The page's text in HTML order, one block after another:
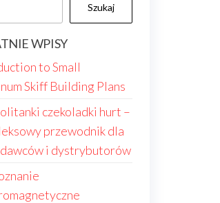
Szukaj
WPISY
to Small
Skiff Building Plans
czekoladki hurt –
przewodnik dla
i dystrybutorów